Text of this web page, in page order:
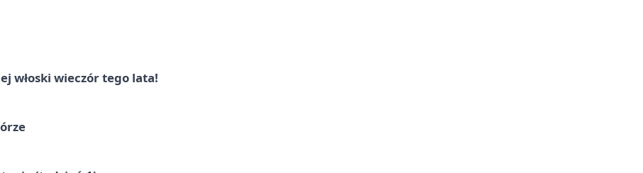
włoski wieczór tego lata!